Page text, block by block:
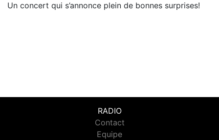
Un concert qui s’annonce plein de bonnes surprises!
RADIO
Contact
Equipe